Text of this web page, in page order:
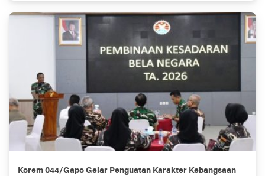
Korem 044/Gapo Gelar Penguatan Karakter Kebangsaan